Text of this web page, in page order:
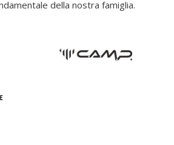
della nostra famiglia.